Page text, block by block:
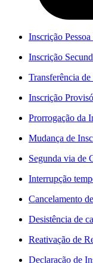
Inscrição Pessoa
Inscrição
Transferência
Inscrição
Prorrogação da
Mudança de
Segunda via de
Interrupção
Cancelamento
Desistência de
Reativação de
Declaração de